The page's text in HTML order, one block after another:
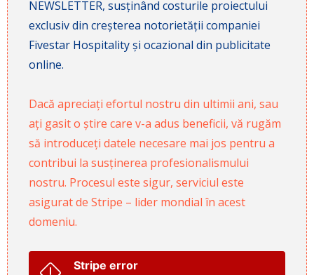
NEWSLETTER, susținând costurile proiectului
exclusiv din creșterea notorietății companiei
Fivestar Hospitality și ocazional din publicitate
online.
Dacă apreciați efortul nostru din ultimii ani, sau
ați gasit o știre care v-a adus beneficii, vă rugăm
să introduceți datele necesare mai jos pentru a
contribui la susținerea profesionalismului
nostru. Procesul este sigur, serviciul este
asigurat de Stripe – lider mondial în acest
domeniu.
Stripe error